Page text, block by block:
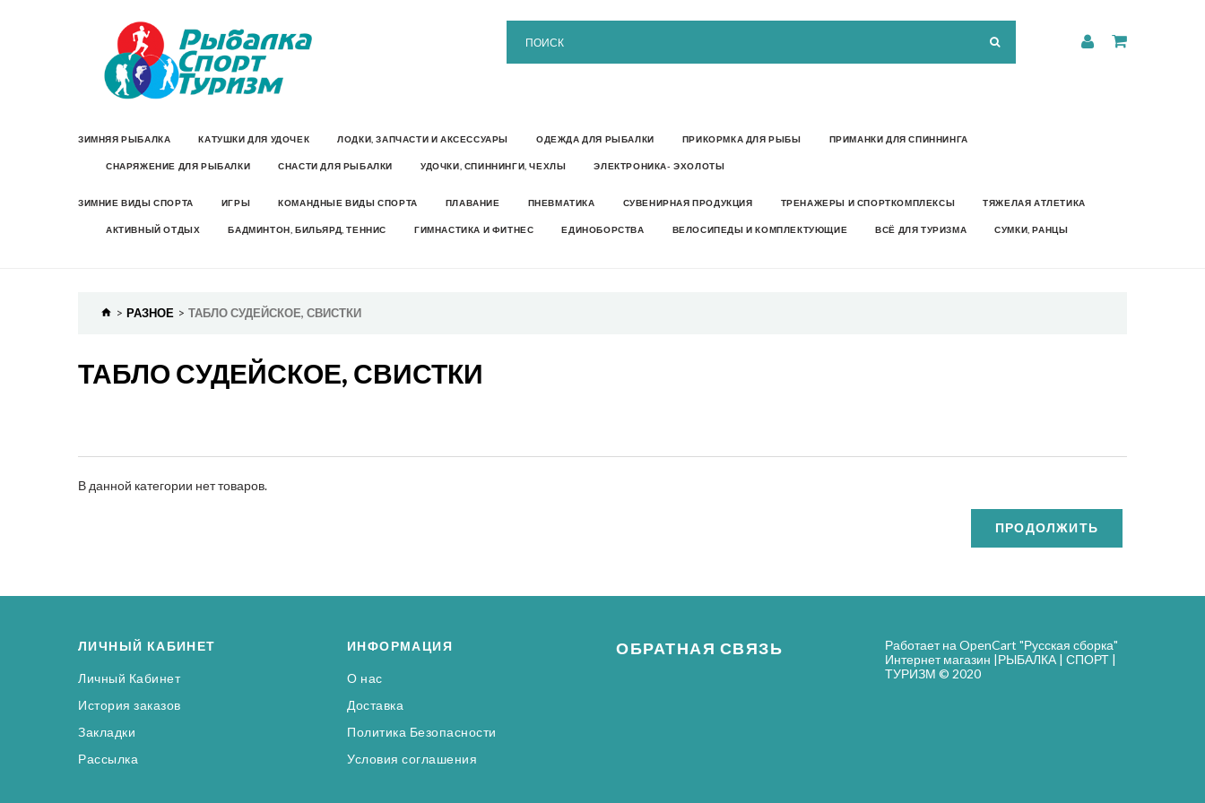
ЗИМНЯЯ РЫБАЛКА КАТУШКИ ДЛЯ УДОЧЕК ЛОДКИ, ЗАПЧАСТИ И АКСЕССУАРЫ ОДЕЖДА ДЛЯ РЫБАЛКИ ПРИКОРМКА ДЛЯ РЫБЫ ПРИМАНКИ ДЛЯ СПИННИНГА
СНАРЯЖЕНИЕ ДЛЯ РЫБАЛКИ СНАСТИ ДЛЯ РЫБАЛКИ УДОЧКИ, СПИННИНГИ, ЧЕХЛЫ ЭЛЕКТРОНИКА- ЭХОЛОТЫ
ЗИМНИЕ ВИДЫ СПОРТА ИГРЫ КОМАНДНЫЕ ВИДЫ СПОРТА ПЛАВАНИЕ ПНЕВМАТИКА СУВЕНИРНАЯ ПРОДУКЦИЯ ТРЕНАЖЕРЫ И СПОРТКОМПЛЕКСЫ ТЯЖЕЛАЯ АТЛЕТИКА
АКТИВНЫЙ ОТДЫХ БАДМИНТОН, БИЛЬЯРД, ТЕННИС ГИМНАСТИКА И ФИТНЕС ЕДИНОБОРСТВА ВЕЛОСИПЕДЫ И КОМПЛЕКТУЮЩИЕ ВСЁ ДЛЯ ТУРИЗМА СУМКИ, РАНЦЫ
РАЗНОЕ ТАБЛО СУДЕЙСКОЕ, СВИСТКИ
ТАБЛО СУДЕЙСКОЕ, СВИСТКИ
В данной категории нет товаров.
ПРОДОЛЖИТЬ
ЛИЧНЫЙ КАБИНЕТ
Личный Кабинет
История заказов
Закладки
Рассылка
ИНФОРМАЦИЯ
О нас
Доставка
Политика Безопасности
Условия соглашения
ОБРАТНАЯ СВЯЗЬ Работает на OpenCart "Русская сборка"
Интернет магазин |РЫБАЛКА | СПОРТ |
ТУРИЗМ © 2020